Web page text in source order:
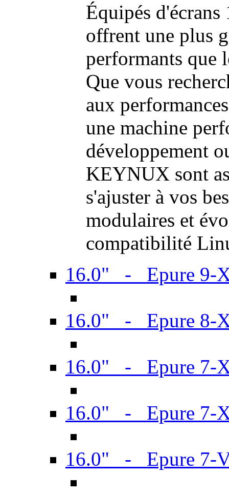
Équipés
offrent une plus
performants que
Que vous
aux
une machine
développement
KEYNUX sont
s'ajuster à vos
modulaires et
compatibilité
16.0" - Epure 9-
16.0" - Epure 8-
16.0" - Epure 7-
16.0" - Epure 7-
16.0" - Epure 7-